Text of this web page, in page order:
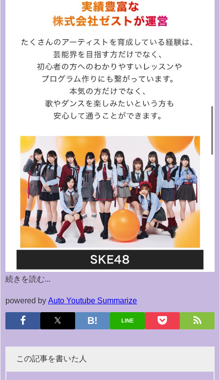
続きを読む...
powered by Auto Youtube Summarize
LINE
この記事を書いた人